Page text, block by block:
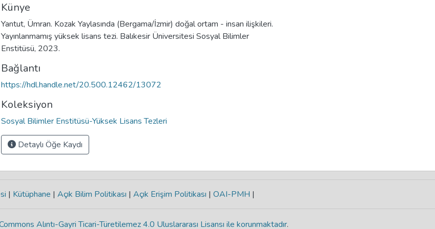
Künye
Yantut, Ümran. Kozak Yaylasında (Bergama/İzmir) doğal ortam - insan ilişkileri.
Yayınlanmamış yüksek lisans tezi. Balıkesir Üniversitesi Sosyal Bilimler
Enstitüsü, 2023.
Bağlantı
https://hdl.handle.net/20.500.12462/13072
Koleksiyon
Sosyal Bilimler Enstitüsü-Yüksek Lisans Tezleri
Detaylı Öğe Kaydı
| Kütüphane | Açık Bilim Politikası | Açık Erişim Politikası | OAI-PMH |
Alıntı-Gayri Ticari-Türetilemez 4.0 Uluslararası Lisansı ile korunmaktadır.